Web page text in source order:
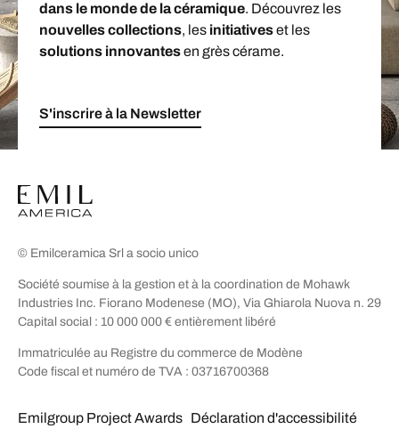
dans le monde de la céramique. Découvrez les
nouvelles collections, les initiativeset les
solutions innovantesen grès cérame.
S'inscrire à la Newsletter
© Emilceramica Srl a socio unico
Société soumise à la gestion et à la coordination de Mohawk
Industries Inc. Fiorano Modenese (MO), Via Ghiarola Nuova n. 29
Capital social : 10 000 000 € entièrement libéré
Immatriculée au Registre du commerce de Modène
Code fiscal et numéro de TVA : 03716700368
Emilgroup Project Awards Déclaration d'accessibilité